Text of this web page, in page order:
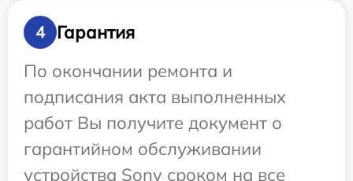
4
Гарантия
По окончании ремонта и
подписания акта выполненных
работ Вы получите документ о
гарантийном обслуживании
устройства Sony сроком на все